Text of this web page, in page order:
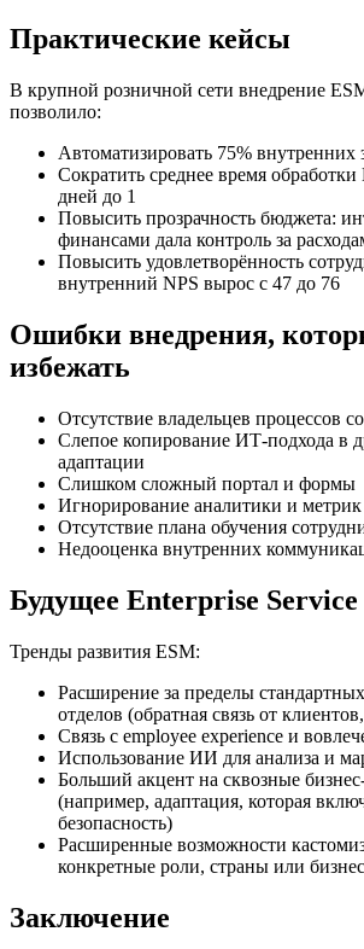
Практические кейсы
В крупной розничной сети внедрение
позволило:
Автоматизировать 75% внутренних
Сократить среднее время обработки
дней до 1
Повысить прозрачность бюджета:
финансами дала контроль за
Повысить удовлетворённость
внутренний NPS вырос с 47 до 76
Ошибки внедрения,
избежать
Отсутствие владельцев процессов
Слепое копирование ИТ-подхода в
адаптации
Слишком сложный портал и формы
Игнорирование аналитики и метрик
Отсутствие плана обучения
Недооценка внутренних
Будущее Enterprise
Тренды развития ESM:
Расширение за пределы
отделов (обратная связь от
Связь с employee experience и
Использование ИИ для анализа и
Больший акцент на сквозные
(например, адаптация, которая
безопасность)
Расширенные возможности
конкретные роли, страны или
Заключение